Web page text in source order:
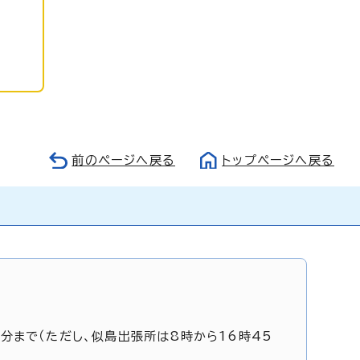
前のページへ戻る トップページへ戻る
で（ただし、似島出張所は8時から16時45